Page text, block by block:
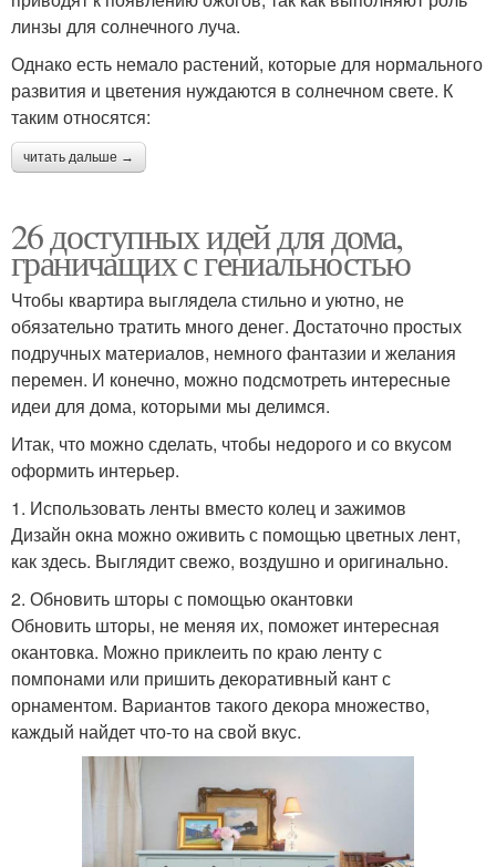
линзы для солнечного луча.
Однако есть немало растений, которые для нормального
развития и цветения нуждаются в солнечном свете. К
таким относятся:
читать дальше →
26 доступных идей для дома,
граничащих с гениальностью
Чтобы квартира выглядела стильно и уютно, не
обязательно тратить много денег. Достаточно простых
подручных материалов, немного фантазии и желания
перемен. И конечно, можно подсмотреть интересные
идеи для дома, которыми мы делимся.
Итак, что можно сделать, чтобы недорого и со вкусом
оформить интерьер.
1. Использовать ленты вместо колец и зажимов
Дизайн окна можно оживить с помощью цветных лент,
как здесь. Выглядит свежо, воздушно и оригинально.
2. Обновить шторы с помощью окантовки
Обновить шторы, не меняя их, поможет интересная
окантовка. Можно приклеить по краю ленту с
помпонами или пришить декоративный кант с
орнаментом. Вариантов такого декора множество,
каждый найдет что-то на свой вкус.